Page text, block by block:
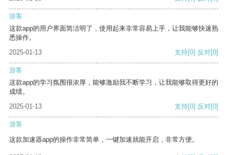
游客
这款app的用户界面简洁明了，使用起来非常容易上手，让我能够快速熟
悉操作。
2025-01-13
支持[0] 反对[0]
游客
这款app的学习氛围很浓厚，能够激励我不断学习，让我能够取得更好的
成绩。
2025-01-13
支持[0] 反对[0]
游客
这款加速器app的操作非常简单，一键加速就能开启，非常方便。